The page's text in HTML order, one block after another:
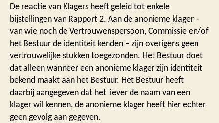
De reactie van Klagers heeft geleid tot enkele
bijstellingen van Rapport 2. Aan de anonieme klager –
van wie noch de Vertrouwenspersoon, Commissie en/of
het Bestuur de identiteit kenden – zijn overigens geen
vertrouwelijke stukken toegezonden. Het Bestuur doet
dat alleen wanneer een anonieme klager zijn identiteit
bekend maakt aan het Bestuur. Het Bestuur heeft
daarbij aangegeven dat het liever de naam van een
klager wil kennen, de anonieme klager heeft hier echter
geen gevolg aan gegeven.